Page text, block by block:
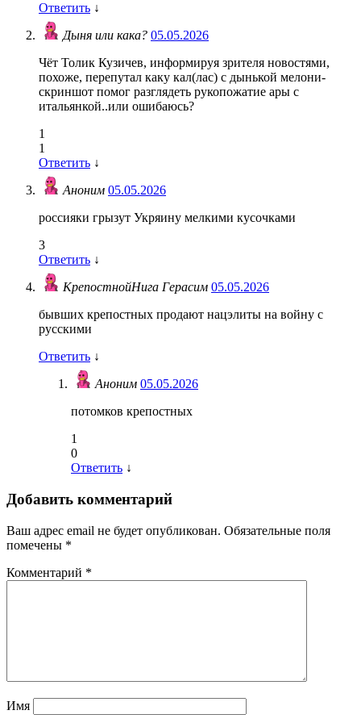
Ответить ↓
Дыня или кака? 05.05.2026
Чёт Толик Кузичев, информируя зрителя новостями,
похоже, перепутал каку кал(лас) с дынькой мелони-
скриншот помог разглядеть рукопожатие ары с
итальянкой..или ошибаюсь?
1
1
Ответить ↓
Аноним 05.05.2026
россияки грызут Укряину мелкими кусочками
3
Ответить ↓
КрепостнойНига Герасим 05.05.2026
бывших крепостных продают нацэлиты на войну с
русскими
Ответить ↓
Аноним 05.05.2026
потомков крепостных
1
0
Ответить ↓
Добавить комментарий
Ваш адрес email не будет опубликован. Обязательные поля
помечены *
Комментарий *
Имя